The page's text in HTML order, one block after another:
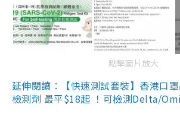
點擊圖片放大
延伸閱讀：【快速測試套裝】香港口
檢測劑 最平$18起 ！可檢測Delta/